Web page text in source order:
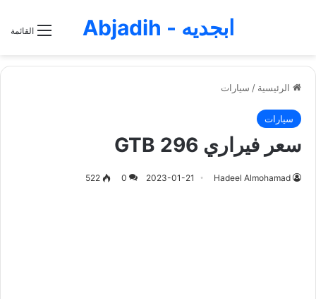
القائمة ابجديه - Abjadih
الرئيسية / سيارات
سيارات
سعر فيراري 296 GTB
Hadeel Almohamad
2023-01-21
0
522